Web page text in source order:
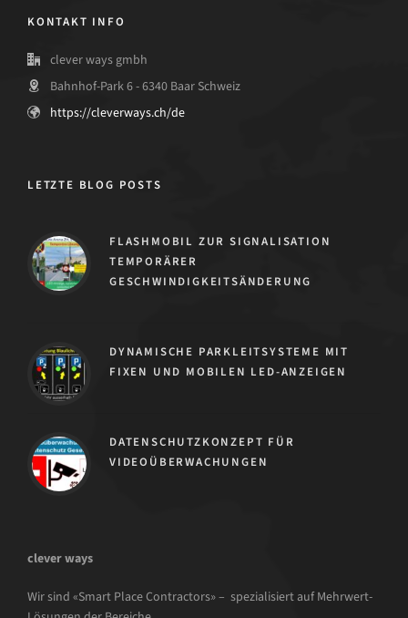
KONTAKT INFO
clever ways gmbh
Bahnhof-Park 6 - 6340 Baar Schweiz
https://cleverways.ch/de
LETZTE BLOG POSTS
FLASHMOBIL ZUR SIGNALISATION
TEMPORÄRER
GESCHWINDIGKEITSÄNDERUNG
DYNAMISCHE PARKLEITSYSTEME MIT
FIXEN UND MOBILEN LED-ANZEIGEN
DATENSCHUTZKONZEPT FÜR
VIDEOÜBERWACHUNGEN
clever ways
Wir sind «Smart Place Contractors» – spezialisiert auf Mehrwert-